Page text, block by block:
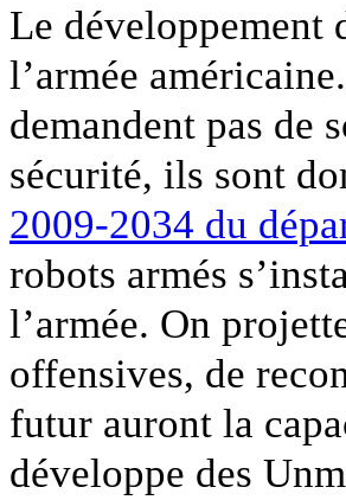
Le développement
l’armée
demandent pas de
sécurité, ils sont
2009-2034 du
robots armés
l’armée. On
offensives, de
futur auront la
développe des